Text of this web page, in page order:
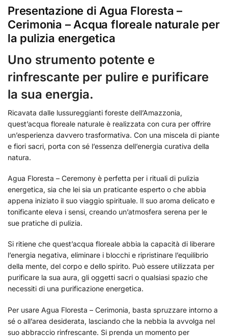
Presentazione di Agua Floresta –
Cerimonia – Acqua floreale naturale per
la pulizia energetica
Uno strumento potente e
rinfrescante per pulire e purificare
la sua energia.
Ricavata dalle lussureggianti foreste dell’Amazzonia,
quest’acqua floreale naturale è realizzata con cura per offrire
un’esperienza davvero trasformativa. Con una miscela di piante
e fiori sacri, porta con sé l’essenza dell’energia curativa della
natura.
Agua Floresta – Ceremony è perfetta per i rituali di pulizia
energetica, sia che lei sia un praticante esperto o che abbia
appena iniziato il suo viaggio spirituale. Il suo aroma delicato e
tonificante eleva i sensi, creando un’atmosfera serena per le
sue pratiche di pulizia.
Si ritiene che quest’acqua floreale abbia la capacità di liberare
l’energia negativa, eliminare i blocchi e ripristinare l’equilibrio
della mente, del corpo e dello spirito. Può essere utilizzata per
purificare la sua aura, gli oggetti sacri o qualsiasi spazio che
necessiti di una purificazione energetica.
Per usare Agua Floresta – Cerimonia, basta spruzzare intorno a
sé o all’area desiderata, lasciando che la nebbia la avvolga nel
suo abbraccio rinfrescante. Si prenda un momento per